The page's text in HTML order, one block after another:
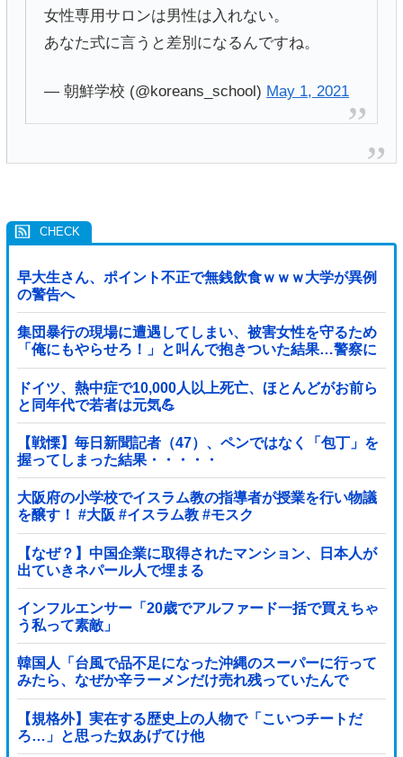
女性専用サロンは男性は入れない。
あなた式に言うと差別になるんですね。
— 朝鮮学校 (@koreans_school) May 1, 2021
早大生さん、ポイント不正で無銭飲食ｗｗｗ大学が異例
の警告へ
集団暴行の現場に遭遇してしまい、被害女性を守るため
「俺にもやらせろ！」と叫んで抱きついた結果…警察に
連行され〇〇扱いされる悲劇へ←機転を利かせた結果が
裏目に出すぎて惨事
ドイツ、熱中症で10,000人以上死亡、ほとんどがお前ら
と同年代で若者は元気💪
【戦慄】毎日新聞記者（47）、ペンではなく「包丁」を
握ってしまった結果・・・・・
大阪府の小学校でイスラム教の指導者が授業を行い物議
を醸す！ #大阪 #イスラム教 #モスク
【なぜ？】中国企業に取得されたマンション、日本人が
出ていきネパール人で埋まる
インフルエンサー「20歳でアルファード一括で買えちゃ
う私って素敵」
韓国人「台風で品不足になった沖縄のスーパーに行って
みたら、なぜか辛ラーメンだけ売れ残っていたんで
す…」
【規格外】実在する歴史上の人物で「こいつチートだ
ろ…」と思った奴あげてけ他